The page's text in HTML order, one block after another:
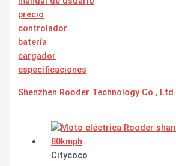
precio
controlador
batería
cargador
especificaciones
Shenzhen Rooder Technology Co., Ltd.
Citycoco